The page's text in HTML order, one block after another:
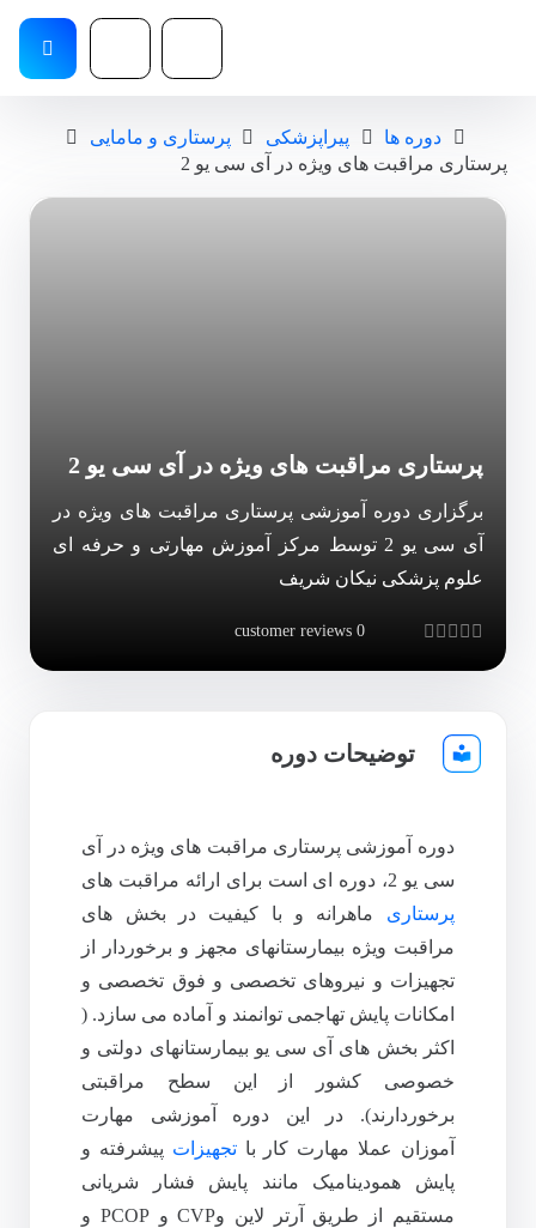
دوره ها پیراپزشکی
پرستاری و مامایی
پرستاری مراقبت های ویژه در آی سی یو 2
پرستاری مراقبت های ویژه در آی سی یو 2
برگزاری دوره آموزشی پرستاری مراقبت های ویژه در
آی سی یو 2 توسط مرکز آموزش مهارتی و حرفه ای
علوم پزشکی نیکان شریف
0
customer reviews
توضیحات دوره
دوره آموزشی پرستاری مراقبت های ویژه در آی
سی یو 2، دوره ای است برای ارائه مراقبت های
پرستاری ماهرانه و با کیفیت در بخش های
مراقبت ویژه بیمارستانهای مجهز و برخوردار از
تجهیزات و نیروهای تخصصی و فوق تخصصی و
امکانات پایش تهاجمی توانمند و آماده می سازد. (
اکثر بخش های آی سی یو بیمارستانهای دولتی و
خصوصی کشور از این سطح مراقبتی
برخوردارند). در این دوره آموزشی مهارت
آموزان عملا مهارت کار باتجهیزات پیشرفته و
پایش همودینامیک مانند پایش فشار شریانی
مستقیم از طریق آرتر لاین وCVP و PCOP و